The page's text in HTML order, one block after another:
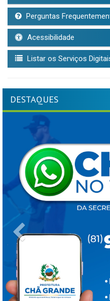
Perguntas
Acessibilidade
Listar os Serviços
DESTAQUES